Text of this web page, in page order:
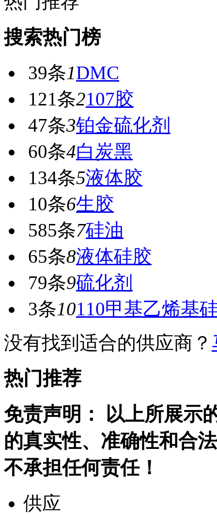
搜索热门榜
39条1DMC
121条2107胶
47条3铂金硫化剂
60条4白炭黑
134条5液体胶
10条6生胶
585条7硅油
65条8液体硅胶
79条9硫化剂
3条10110甲基乙烯基
没有找到适合的供应商？
热门推荐
免责声明： 以上所展示
的真实性、准确性和合
不承担任何责任！
供应